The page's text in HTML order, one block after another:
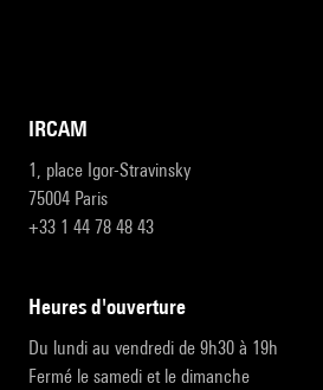
IRCAM
1, place Igor-Stravinsky
75004 Paris
+33 1 44 78 48 43
heures d'ouverture
Du lundi au vendredi de 9h30 à 19h
Fermé le samedi et le dimanche